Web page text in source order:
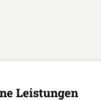
Leistungen